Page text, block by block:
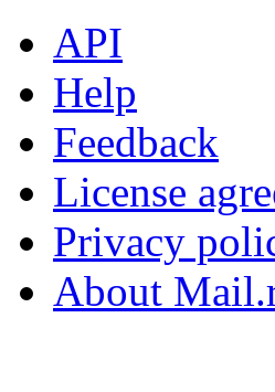
API
Help
Feedback
License
Privacy
About